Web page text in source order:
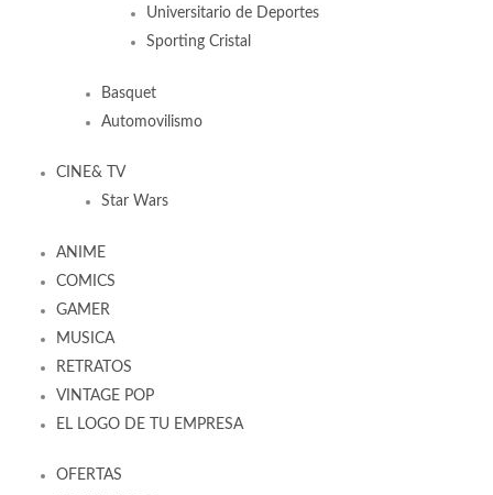
Universitario de Deportes
Sporting Cristal
Basquet
Automovilismo
CINE& TV
Star Wars
ANIME
COMICS
GAMER
MUSICA
RETRATOS
VINTAGE POP
EL LOGO DE TU EMPRESA
OFERTAS